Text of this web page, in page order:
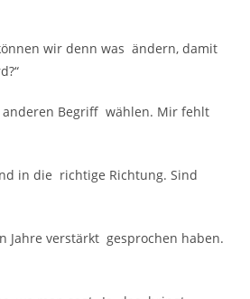
wir denn was ändern, damit
Begriff wählen. Mir fehlt
in die richtige Richtung. Sind
Jahre verstärkt gesprochen haben.